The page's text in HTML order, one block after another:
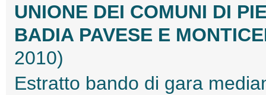
UNIONE DEI COMUNI DI
BADIA PAVESE E
2010)
Estratto bando di gara